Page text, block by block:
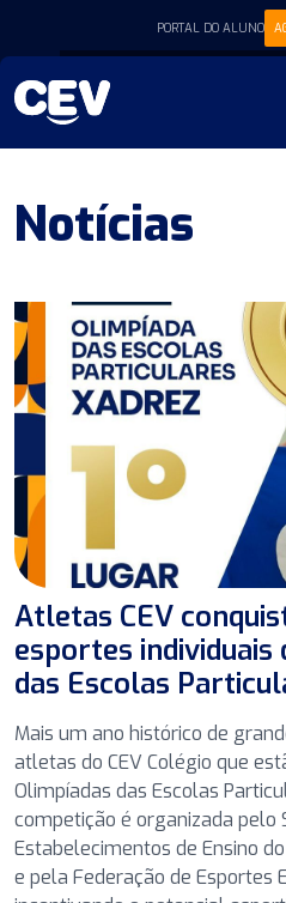
PORTAL DO ALUNO
Notícias
Atletas CEV
esportes individuais
das Escolas
Mais um ano histórico de
atletas do CEV Colégio que
Olimpíadas das Escolas
competição é organizada pelo
Estabelecimentos de Ensino do
e pela Federação de Esportes